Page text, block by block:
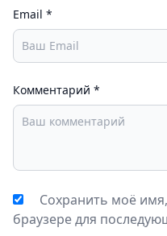
Email *
Комментарий *
Сохранить моё
браузере для